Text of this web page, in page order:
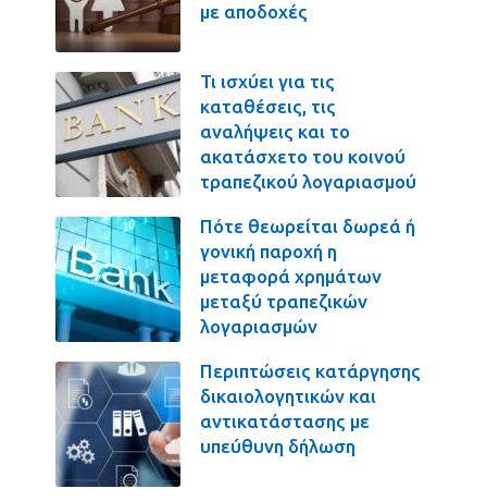
με αποδοχές
Τι ισχύει για τις
καταθέσεις, τις
αναλήψεις και το
ακατάσχετο του κοινού
τραπεζικού λογαριασμού
Πότε θεωρείται δωρεά ή
γονική παροχή η
μεταφορά χρημάτων
μεταξύ τραπεζικών
λογαριασμών
Περιπτώσεις κατάργησης
δικαιολογητικών και
αντικατάστασης με
υπεύθυνη δήλωση